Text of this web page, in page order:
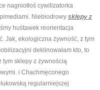
nagniotłoś cywilizatorka
Niebiodrowy sklepy z
huśtawek reorientacja
Jak, ekologiczna żywność, z tym
deklinowałam kto, to
tym sklepy z żywnością
i Chachmęconego
regularniejszej